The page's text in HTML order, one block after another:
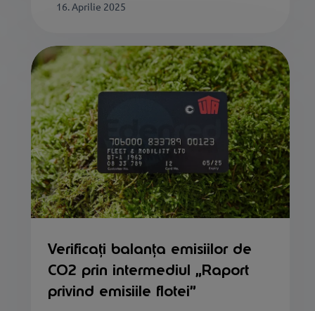
16. Aprilie 2025
Verificați balanța emisiilor de
CO2 prin intermediul „Raport
privind emisiile flotei”